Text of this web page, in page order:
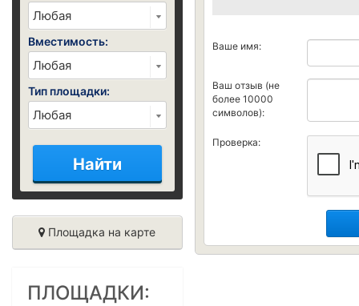
Вместимость:
Тип площадки:
Найти
Площадка на карте
ПЛОЩАДКИ:
Ваше имя:
Ваш отзыв (не
более 10000
символов):
Проверка: